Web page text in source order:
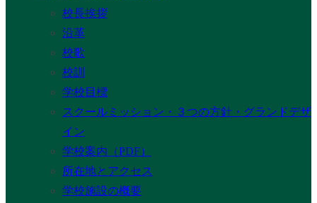
校長挨拶
沿革
校歌
校訓
学校目標
スクールミッション・３つの方針・グランドデザ
イン
学校案内（PDF）
所在地とアクセス
学校施設の概要